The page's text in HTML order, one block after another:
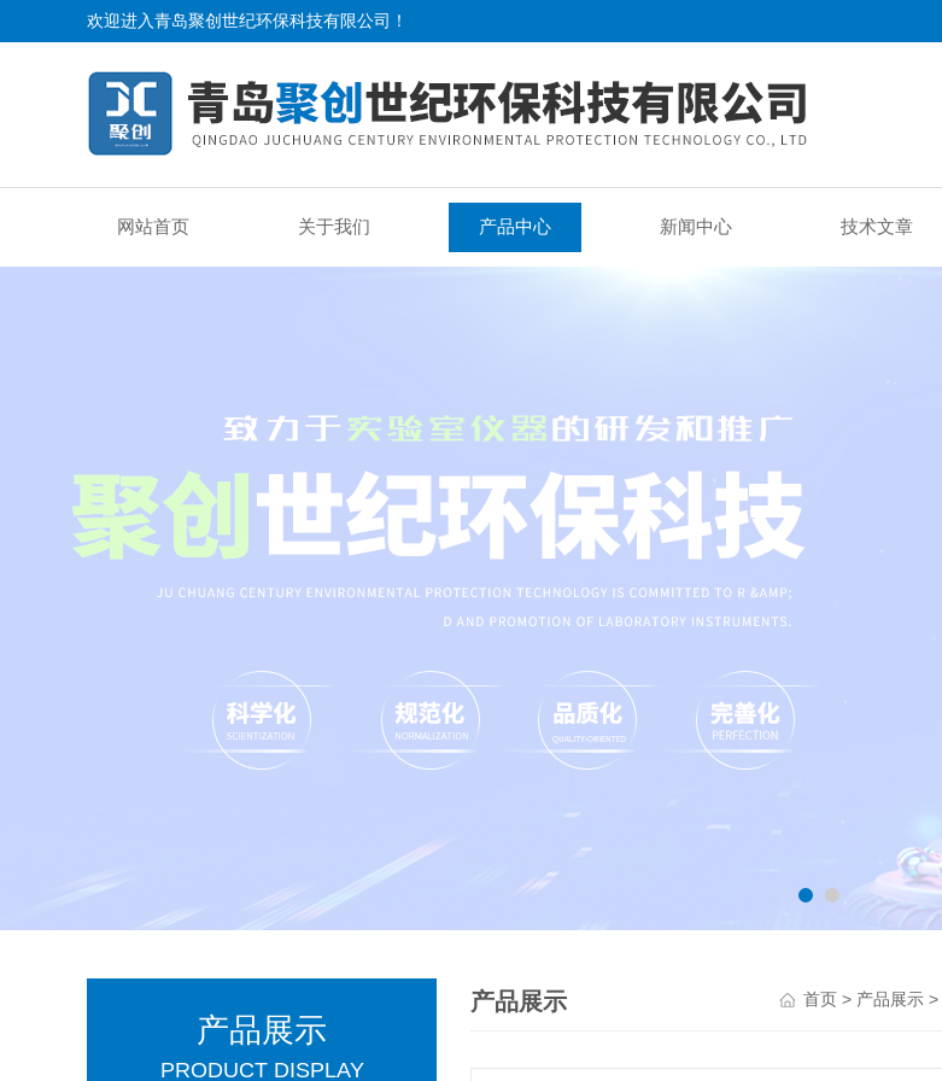
欢迎进入青岛聚创世纪环保科技有限公司！
网站首页 关于我们 产品中心 新闻中心 技术文章
产品展示
PRODUCT DISPLAY
产品展示 首页 > 产品展示 >